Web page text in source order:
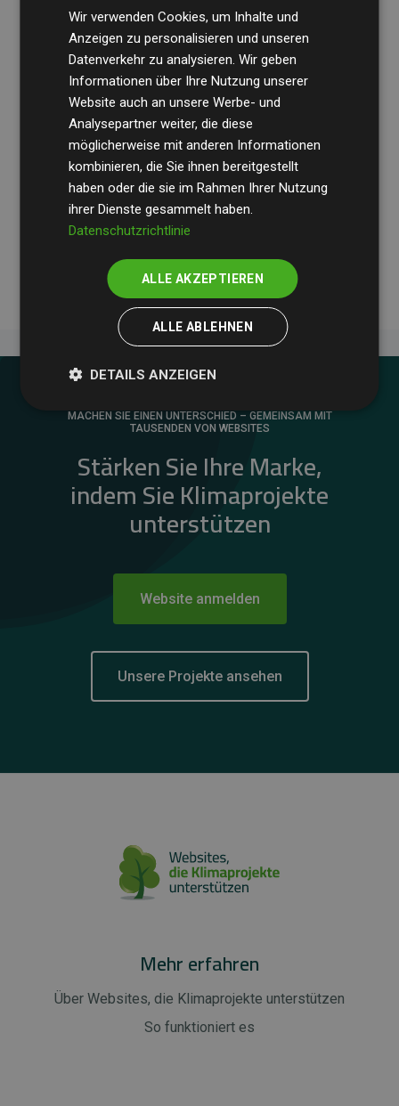
Die Wirtschaftsprüfungsgesellschaft BDOüberprüft
regelmäßig unsere Berechnungen und Methodik, um
Transparenz und Verlässlichkeit sicherzustellen.
Ihre Prüfungen belegen, dass unsere Investitionen in
Klimaschutzprojekte im Durchschnitt200 % der
geschätzten CO₂-Emissionender teilnehmenden
Websites kompensieren – ein klarer Nachweis für die
messbare Klimawirkung unseres Ansatzes.
MACHEN SIE EINEN UNTERSCHIED – GEMEINSAM MIT
TAUSENDEN VON WEBSITES
Stärken Sie Ihre Marke,
indem Sie Klimaprojekte
unterstützen
Website anmelden
Unsere Projekte ansehen
Mehr erfahren
Über Websites, die Klimaprojekte unterstützen
So funktioniert es
Wir verwenden Cookies, um Inhalte und
Anzeigen zu personalisieren und unseren
Datenverkehr zu analysieren. Wir geben
Informationen über Ihre Nutzung unserer
Website auch an unsere Werbe- und
Analysepartner weiter, die diese
möglicherweise mit anderen Informationen
kombinieren, die Sie ihnen bereitgestellt
haben oder die sie im Rahmen Ihrer Nutzung
ihrer Dienste gesammelt haben.
Datenschutzrichtlinie
ALLE AKZEPTIEREN
ALLE ABLEHNEN
DETAILS ANZEIGEN